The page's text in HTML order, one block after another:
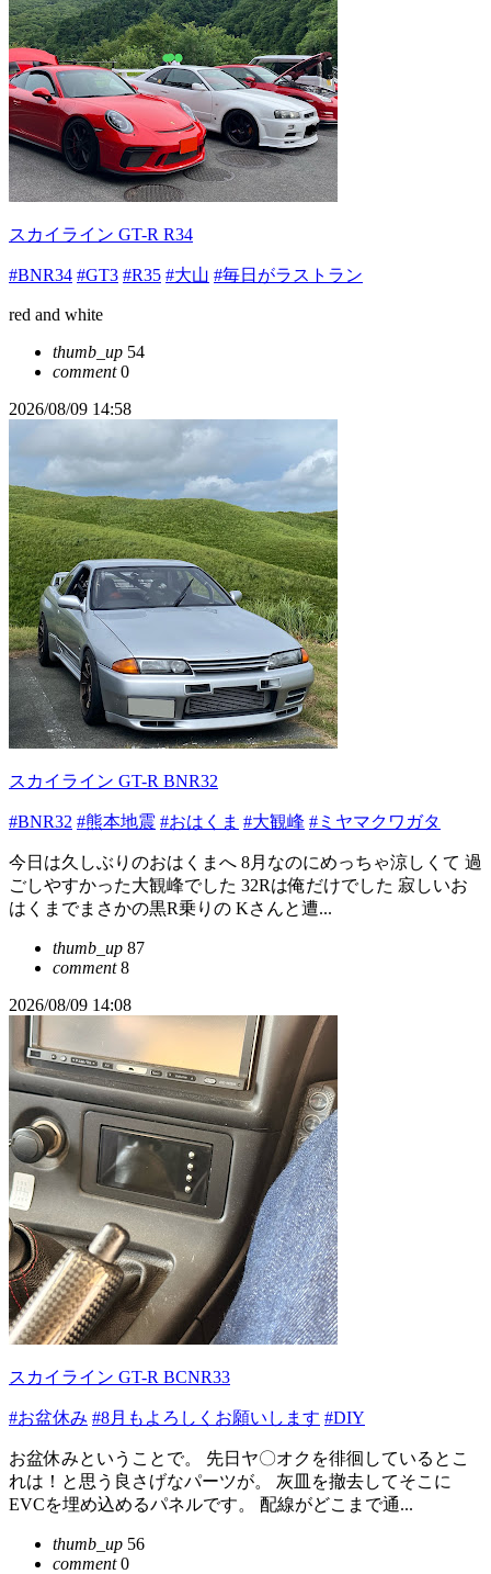
スカイライン GT-R R34
#BNR34 #GT3 #R35 #大山 #毎日がラストラン
red and white
thumb_up 54
comment0
2026/08/09 14:58
スカイライン GT-R BNR32
#BNR32 #熊本地震 #おはくま #大観峰 #ミヤマクワガタ
今日は久しぶりのおはくまへ 8月なのにめっちゃ涼しくて 過
ごしやすかった大観峰でした 32Rは俺だけでした 寂しいお
はくまでまさかの黒R乗りの Kさんと遭...
thumb_up 87
comment8
2026/08/09 14:08
スカイライン GT-R BCNR33
#お盆休み #8月もよろしくお願いします #DIY
お盆休みということで。 先日ヤ〇オクを徘徊しているとこ
れは！と思う良さげなパーツが。 灰皿を撤去してそこに
EVCを埋め込めるパネルです。 配線がどこまで通...
thumb_up 56
comment0